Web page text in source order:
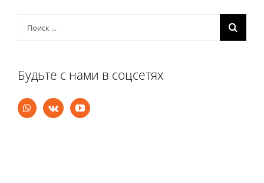
поиска:
Будьте с нами в соцсетях